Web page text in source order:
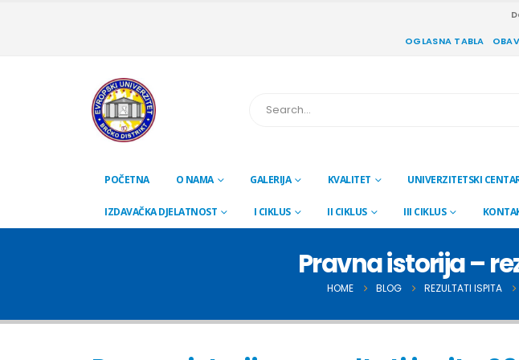
OGLASNA TABLA
POČETNA O NAMA GALERIJA KVALITET UNIVERZITETSKI
IZDAVAČKA DJELATNOST I CIKLUS II CIKLUS III CIKLUS
Pravna istorija –
HOME BLOG REZULTATI ISPITA